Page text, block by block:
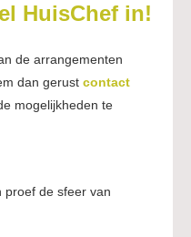
HuisChef in!
de arrangementen
dan gerust contact
mogelijkheden te
proef de sfeer van